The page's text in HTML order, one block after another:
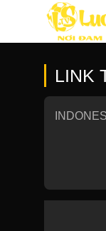
LINK